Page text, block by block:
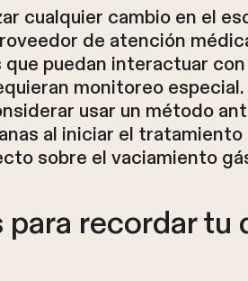
cualquier cambio en el
de atención
puedan interactuar
monitoreo
usar un método
al iniciar el
sobre el vaciamiento
recordar tu